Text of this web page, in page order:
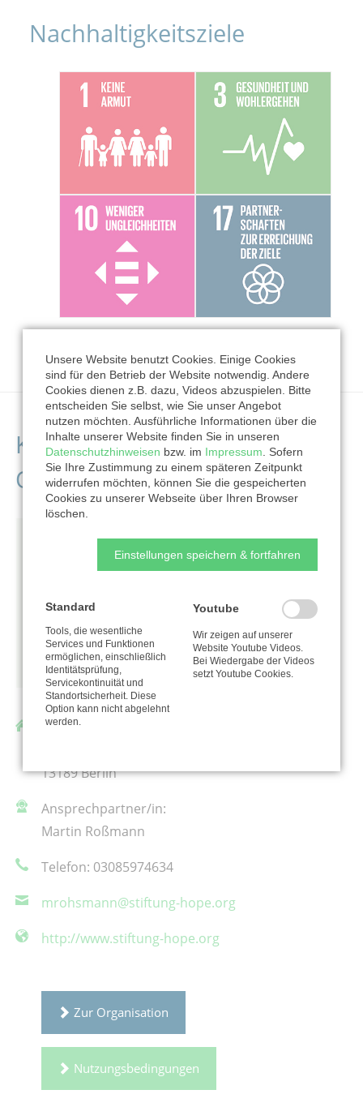
Nachhaltigkeitsziele
Kontaktdaten der
Organisation
Stiftung Hope
13189 Berlin
Ansprechpartner/in:
Martin Roßmann
Telefon: 03085974634
mrohsmann@stiftung-hope.org
http://www.stiftung-hope.org
Zur Organisation
Nutzungsbedingungen
Unsere Website benutzt Cookies. Einige Cookies
sind für den Betrieb der Website notwendig. Andere
Cookies dienen z.B. dazu, Videos abzuspielen. Bitte
entscheiden Sie selbst, wie Sie unser Angebot
nutzen möchten. Ausführliche Informationen über die
Inhalte unserer Website finden Sie in unseren
Datenschutzhinweisen bzw. im Impressum . Sofern
Sie Ihre Zustimmung zu einem späteren Zeitpunkt
widerrufen möchten, können Sie die gespeicherten
Cookies zu unserer Webseite über Ihren Browser
löschen.
Einstellungen speichern & fortfahren
Standard
Tools, die wesentliche
Services und Funktionen
ermöglichen, einschließlich
Identitätsprüfung,
Servicekontinuität und
Standortsicherheit. Diese
Option kann nicht abgelehnt
werden.
Youtube
Wir zeigen auf unserer
Website Youtube Videos.
Bei Wiedergabe der Videos
setzt Youtube Cookies.